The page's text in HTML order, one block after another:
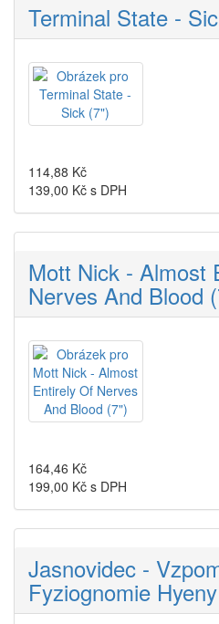
Terminal State -
114,88 Kč
139,00 Kč s DPH
Mott Nick - Almost
Nerves And Blood
164,46 Kč
199,00 Kč s DPH
Jasnovidec -
Fyziognomie